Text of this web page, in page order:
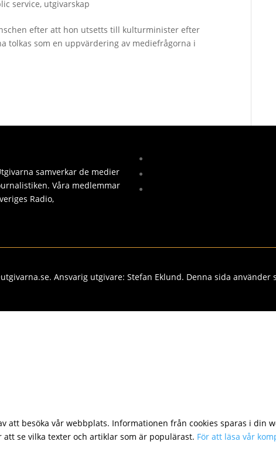
service, utgivarskap
efter att hon utsetts till kulturminister efter
tolkas som en uppvärdering av mediefrågorna i
samverkar de medier
Våra medlemmar
Radio,
Ansvarig utgivare: Stefan Eklund. Denna sida använder
att besöka vår webbplats. Informationen från cookies sparas i din
se vilka texter och artiklar som är populärast. För att läsa vår